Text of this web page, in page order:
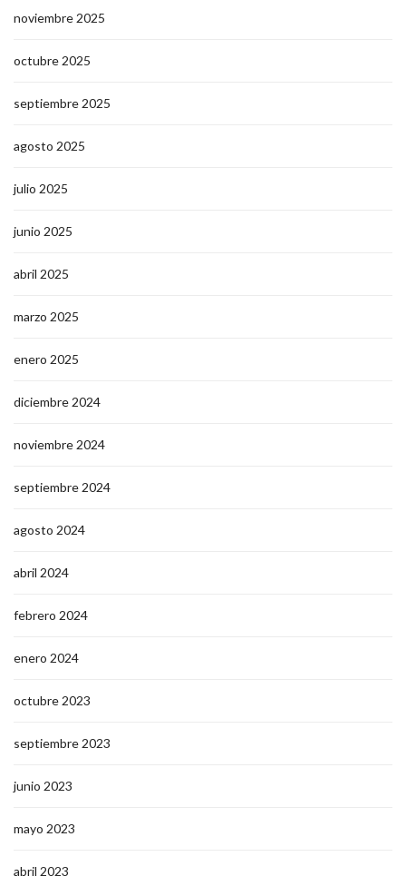
noviembre 2025
octubre 2025
septiembre 2025
agosto 2025
julio 2025
junio 2025
abril 2025
marzo 2025
enero 2025
diciembre 2024
noviembre 2024
septiembre 2024
agosto 2024
abril 2024
febrero 2024
enero 2024
octubre 2023
septiembre 2023
junio 2023
mayo 2023
abril 2023